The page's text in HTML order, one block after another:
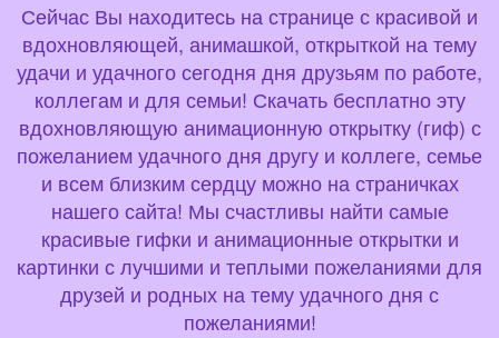
Сейчас Вы находитесь на странице с красивой и
вдохновляющей, анимашкой, открыткой на тему
удачи и удачного сегодня дня друзьям по работе,
коллегам и для семьи! Скачать бесплатно эту
вдохновляющую анимационную открытку (гиф) с
пожеланием удачного дня другу и коллеге, семье
и всем близким сердцу можно на страничках
нашего сайта! Мы счастливы найти самые
красивые гифки и анимационные открытки и
картинки с лучшими и теплыми пожеланиями для
друзей и родных на тему удачного дня с
пожеланиями!